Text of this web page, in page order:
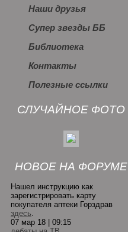
Наши друзья
Супер звезды ББ
Библиотека
Контакты
Полезные ссылки
СЛУЧАЙНОЕ ФОТО
НОВОЕ НА ФОРУМЕ
Нашел инструкцию как
зарегистрировать карту
покупателя аптеки Горздрав
здесь.
07 мар 18 | 09:15